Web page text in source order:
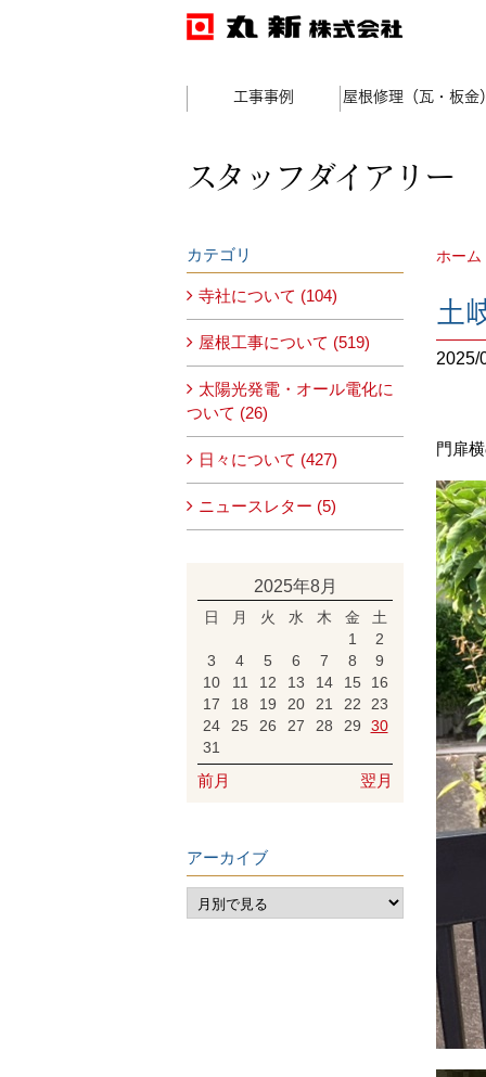
工事事例 屋根修理（瓦・板金
スタッフダイアリー
ホーム
土
2025/
門扉
カテゴリ
寺社について (104)
屋根工事について (519)
太陽光発電・オール電化に
ついて (26)
日々について (427)
ニュースレター (5)
2025年8月
日 月 火 水 木 金
土
1
2
3
4 5 6 7 8
9
10
11 12 13 14 15
16
17
18 19 20 21 22
23
24
25 26 27 28 29
30
31
前月 翌月
アーカイブ